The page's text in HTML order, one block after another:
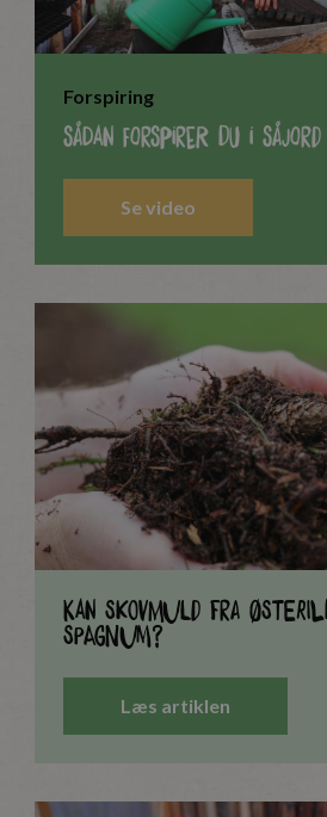
Forspiring
Sådan forspirer du i såjord
Se video
Kan skovmuld fra
spagnum?
Læs artiklen